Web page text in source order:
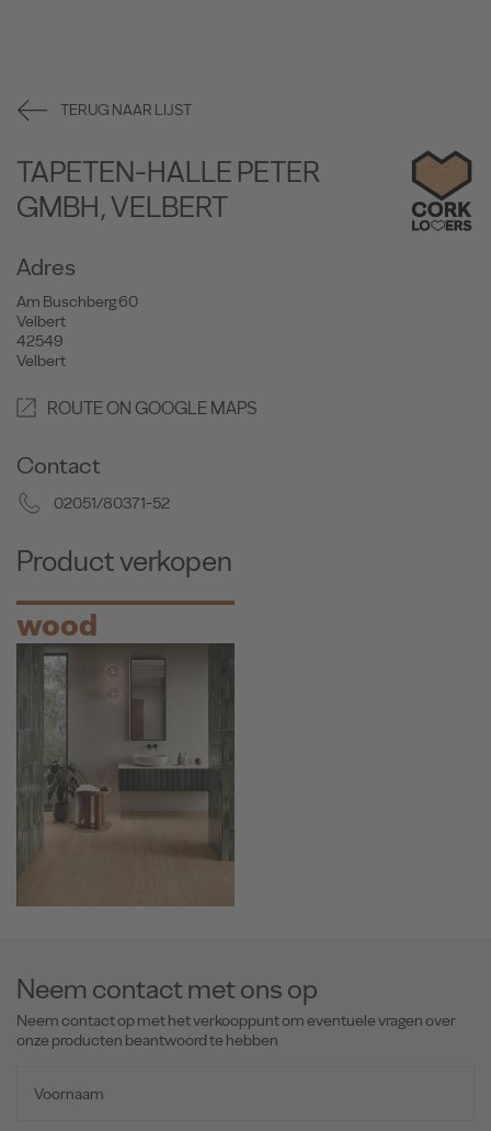
TERUG NAAR LIJST
TAPETEN-HALLE PETER
GMBH, VELBERT
Adres
Am Buschberg 60
Velbert
42549
Velbert
ROUTE ON GOOGLE MAPS
Contact
02051/80371-52
Product verkopen
wood
Neem contact met ons op
Neem contact op met het verkooppunt om eventuele vragen over
onze producten beantwoord te hebben